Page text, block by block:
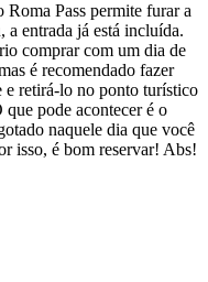
Roma Pass permite furar a
a entrada já está incluída.
comprar com um dia de
é recomendado fazer
e retirá-lo no ponto turístico
que pode acontecer é o
naquele dia que você
isso, é bom reservar! Abs!